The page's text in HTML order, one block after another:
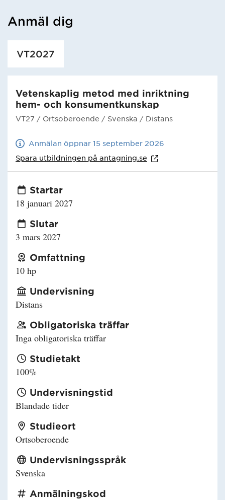
Anmäl dig
VT2027
Vetenskaplig metod med inriktning
hem- och konsumentkunskap
VT27 / Ortsoberoende / Svenska / Distans
Anmälan öppnar 15 september 2026
Spara utbildningen på antagning.se
Startar
18 januari 2027
Slutar
3 mars 2027
Omfattning
10 hp
Undervisning
Distans
Obligatoriska träffar
Inga obligatoriska träffar
Studietakt
100%
Undervisningstid
Blandade tider
Studieort
Ortsoberoende
Undervisningsspråk
Svenska
Anmälningskod